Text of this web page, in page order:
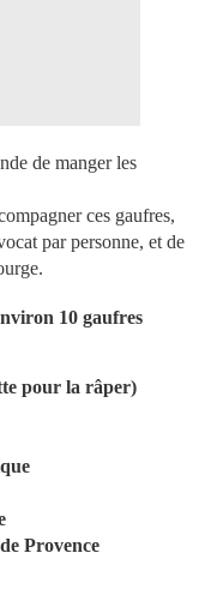
de manger les
ces gaufres,
par personne, et de
10 gaufres
pour la râper)
Provence